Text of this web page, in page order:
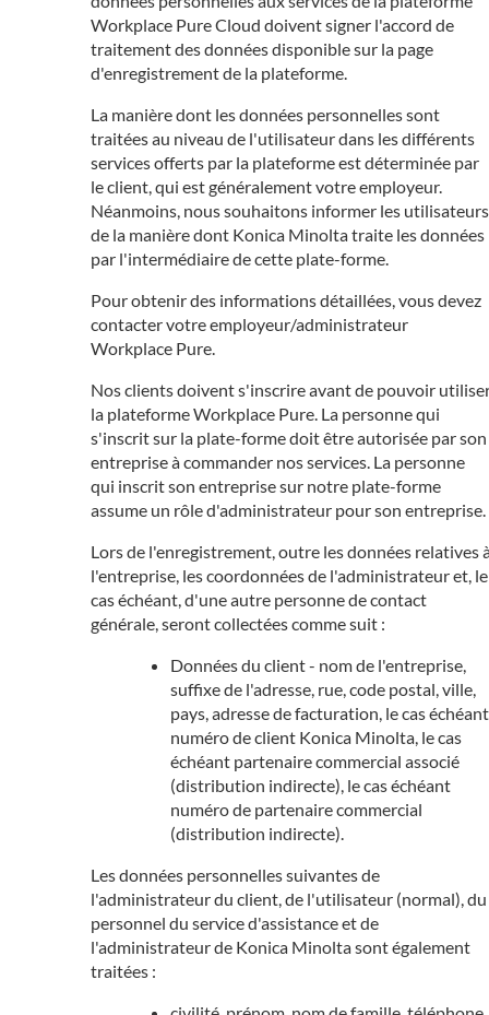
Workplace Pure Cloud doivent signer l'accord de
traitement des données disponible sur la page
d'enregistrement de la plateforme.
La manière dont les données personnelles sont
traitées au niveau de l'utilisateur dans les différents
services offerts par la plateforme est déterminée par
le client, qui est généralement votre employeur.
Néanmoins, nous souhaitons informer les utilisateurs
de la manière dont Konica Minolta traite les données
par l'intermédiaire de cette plate-forme.
Pour obtenir des informations détaillées, vous devez
contacter votre employeur/administrateur
Workplace Pure.
Nos clients doivent s'inscrire avant de pouvoir
la plateforme Workplace Pure. La personne qui
s'inscrit sur la plate-forme doit être autorisée par son
entreprise à commander nos services. La personne
qui inscrit son entreprise sur notre plate-forme
assume un rôle d'administrateur pour son entreprise.
Lors de l'enregistrement, outre les données relatives
l'entreprise, les coordonnées de l'administrateur et, le
cas échéant, d'une autre personne de contact
générale, seront collectées comme suit :
Données du client - nom de l'entreprise,
suffixe de l'adresse, rue, code postal, ville,
pays, adresse de facturation, le cas échéant
numéro de client Konica Minolta, le cas
échéant partenaire commercial associé
(distribution indirecte), le cas échéant
numéro de partenaire commercial
(distribution indirecte).
Les données personnelles suivantes de
l'administrateur du client, de l'utilisateur (normal), du
personnel du service d'assistance et de
l'administrateur de Konica Minolta sont également
traitées :